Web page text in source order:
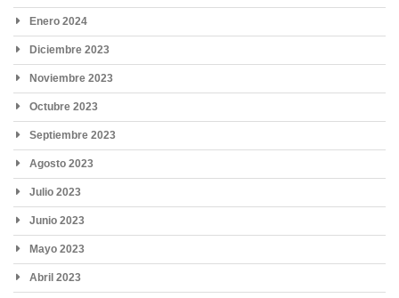
Enero 2024
Diciembre 2023
Noviembre 2023
Octubre 2023
Septiembre 2023
Agosto 2023
Julio 2023
Junio 2023
Mayo 2023
Abril 2023